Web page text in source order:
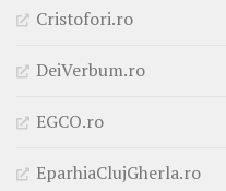
Cristofori.ro
DeiVerbum.ro
EGCO.ro
EparhiaClujGherla.ro